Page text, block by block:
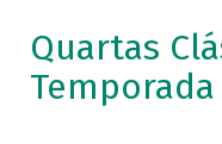
Quartas
Temporada